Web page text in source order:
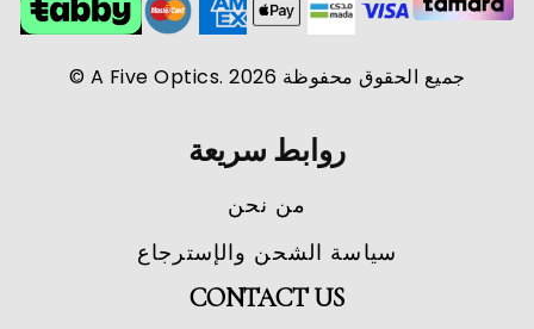
جميع الحقوق محفوظة A Five Optics. 2026 ©
روابط سريعة
من نحن
سياسة الشحن والإسترجاع
CONTACT US